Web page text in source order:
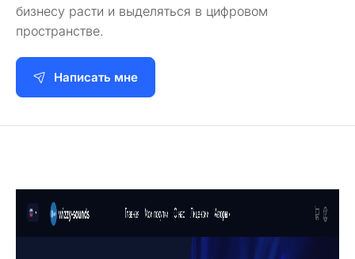
бизнесу расти и выделяться в цифровом
пространстве.
Написать мне